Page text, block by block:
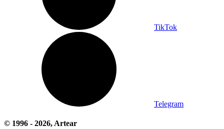
TikTok
Telegram
© 1996 - 2026, Artear